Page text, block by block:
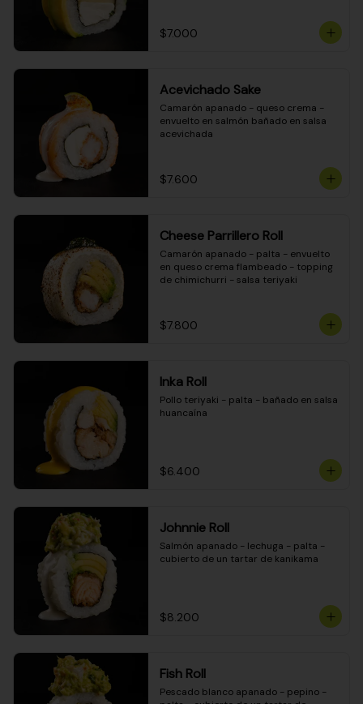
$7.000
Acevichado Sake
Camarón apanado - queso crema -
envuelto en salmón bañado en salsa
acevichada
$7.600
Cheese Parrillero Roll
Camarón apanado - palta - envuelto
en queso crema flambeado - topping
de chimichurri - salsa teriyaki
$7.800
Inka Roll
Pollo teriyaki - palta - bañado en salsa
huancaína
$6.400
Johnnie Roll
Salmón apanado - lechuga - palta -
cubierto de un tartar de kanikama
$8.200
Fish Roll
Pescado blanco apanado - pepino -